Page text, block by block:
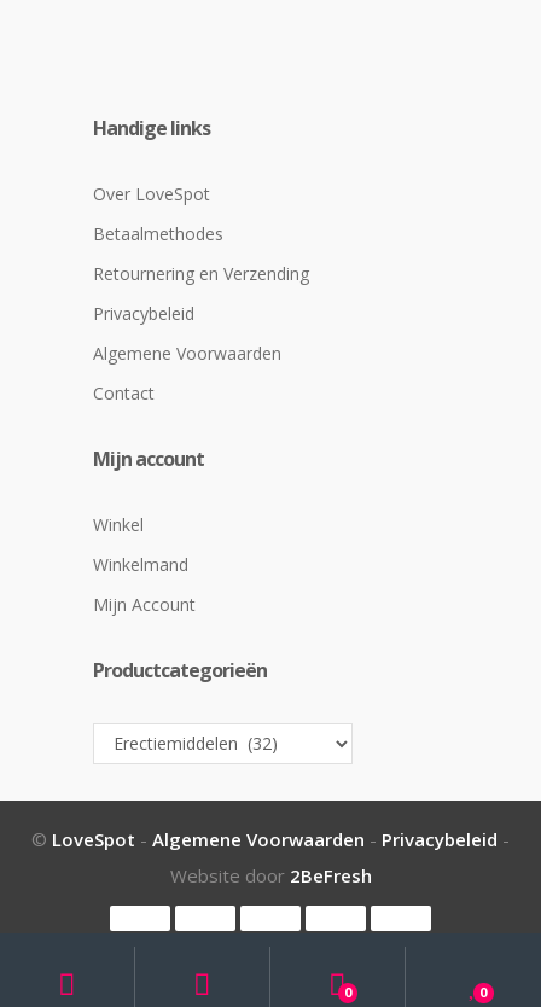
Handige links
Over LoveSpot
Betaalmethodes
Retournering en Verzending
Privacybeleid
Algemene Voorwaarden
Contact
Mijn account
Winkel
Winkelmand
Mijn Account
Productcategorieën
© LoveSpot - Algemene Voorwaarden - Privacybeleid -
Website door 2BeFresh
Account
0 0